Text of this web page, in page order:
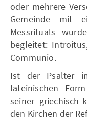
oder mehrere
Gemeinde mit
Messrituals
begleitet:
Communio.
Ist der Psalter
lateinischen
seiner
den Kirchen der